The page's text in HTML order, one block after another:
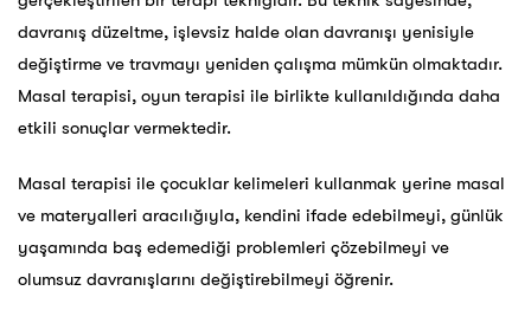
davranış düzeltme, işlevsiz halde olan davranışı yenisiyle
değiştirme ve travmayı yeniden çalışma mümkün olmaktadır.
Masal terapisi, oyun terapisi ile birlikte kullanıldığında daha
etkili sonuçlar vermektedir.
Masal terapisi ile çocuklar kelimeleri kullanmak yerine masal
ve materyalleri aracılığıyla, kendini ifade edebilmeyi, günlük
yaşamında baş edemediği problemleri çözebilmeyi ve
olumsuz davranışlarını değiştirebilmeyi öğrenir.